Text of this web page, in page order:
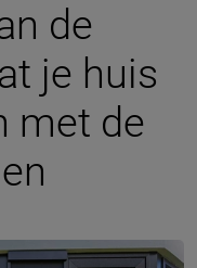
de
je huis
met de